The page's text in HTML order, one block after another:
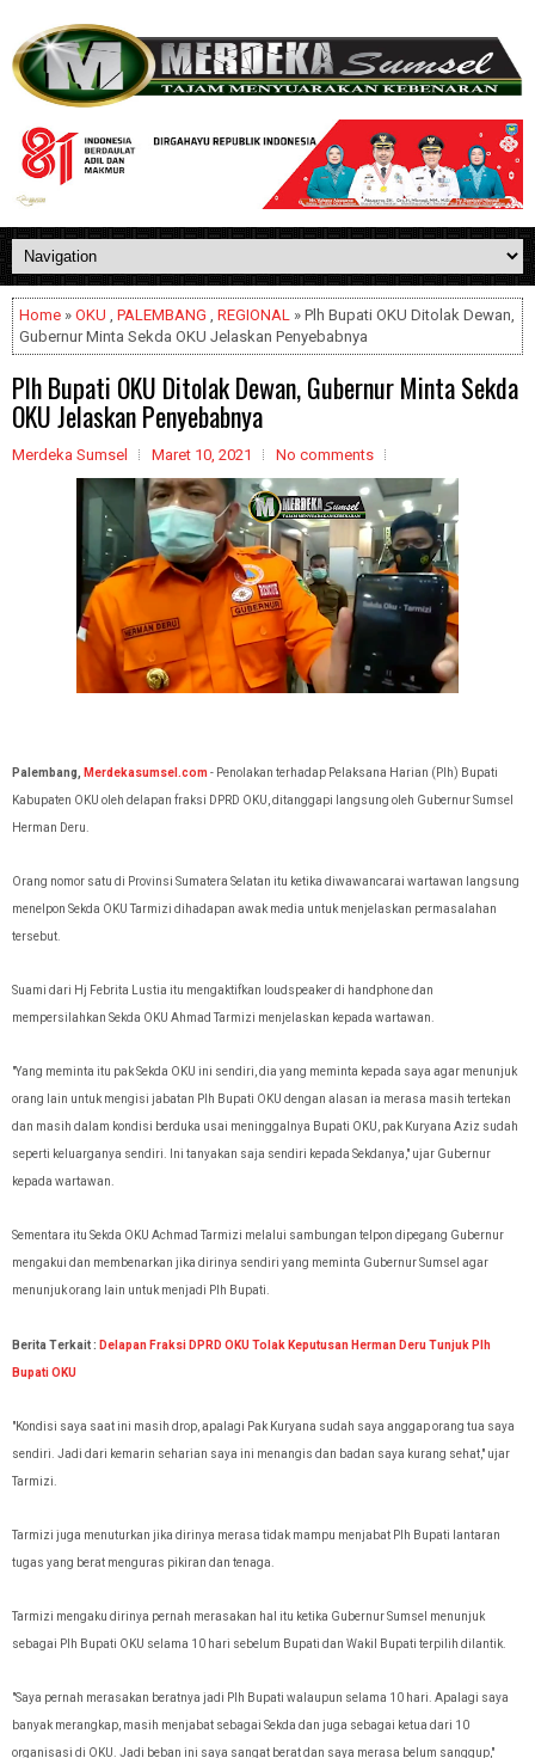
Home » OKU , PALEMBANG , REGIONAL » Plh Bupati OKU Ditolak Dewan,
Gubernur Minta Sekda OKU Jelaskan Penyebabnya
Plh Bupati OKU Ditolak Dewan, Gubernur Minta Sekda
OKU Jelaskan Penyebabnya
Merdeka Sumsel Maret 10, 2021 No comments
Palembang, Merdekasumsel.com- Penolakan terhadap Pelaksana Harian (Plh) Bupati
Kabupaten OKU oleh delapan fraksi DPRD OKU, ditanggapi langsung oleh Gubernur Sumsel
Herman Deru.
Orang nomor satu di Provinsi Sumatera Selatan itu ketika diwawancarai wartawan langsung
menelpon Sekda OKU Tarmizi dihadapan awak media untuk menjelaskan permasalahan
tersebut.
Suami dari Hj Febrita Lustia itu mengaktifkan loudspeaker di handphone dan
mempersilahkan Sekda OKU Ahmad Tarmizi menjelaskan kepada wartawan.
"Yang meminta itu pak Sekda OKU ini sendiri, dia yang meminta kepada saya agar menunjuk
orang lain untuk mengisi jabatan Plh Bupati OKU dengan alasan ia merasa masih tertekan
dan masih dalam kondisi berduka usai meninggalnya Bupati OKU, pak Kuryana Aziz sudah
seperti keluarganya sendiri. Ini tanyakan saja sendiri kepada Sekdanya," ujar Gubernur
kepada wartawan.
Sementara itu Sekda OKU Achmad Tarmizi melalui sambungan telpon dipegang Gubernur
mengakui dan membenarkan jika dirinya sendiri yang meminta Gubernur Sumsel agar
menunjuk orang lain untuk menjadi Plh Bupati.
Berita Terkait : Delapan Fraksi DPRD OKU Tolak Keputusan Herman Deru Tunjuk Plh
Bupati OKU
"Kondisi saya saat ini masih drop, apalagi Pak Kuryana sudah saya anggap orang tua saya
sendiri. Jadi dari kemarin seharian saya ini menangis dan badan saya kurang sehat," ujar
Tarmizi.
Tarmizi juga menuturkan jika dirinya merasa tidak mampu menjabat Plh Bupati lantaran
tugas yang berat menguras pikiran dan tenaga.
Tarmizi mengaku dirinya pernah merasakan hal itu ketika Gubernur Sumsel menunjuk
sebagai Plh Bupati OKU selama 10 hari sebelum Bupati dan Wakil Bupati terpilih dilantik.
"Saya pernah merasakan beratnya jadi Plh Bupati walaupun selama 10 hari. Apalagi saya
banyak merangkap, masih menjabat sebagai Sekda dan juga sebagai ketua dari 10
organisasi di OKU. Jadi beban ini saya sangat berat dan saya merasa belum sanggup,"